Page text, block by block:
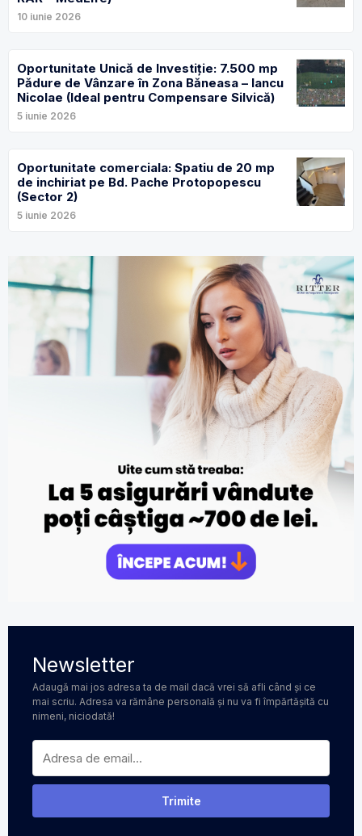
10 iunie 2026
Oportunitate Unică de Investiție: 7.500 mp
Pădure de Vânzare în Zona Băneasa – Iancu
Nicolae (Ideal pentru Compensare Silvică)
5 iunie 2026
Oportunitate comerciala: Spatiu de 20 mp
de inchiriat pe Bd. Pache Protopopescu
(Sector 2)
5 iunie 2026
Newsletter
Adaugă mai jos adresa ta de mail dacă vrei să afli când și ce
mai scriu. Adresa va rămâne personală și nu va fi împărtășită cu
nimeni, niciodată!